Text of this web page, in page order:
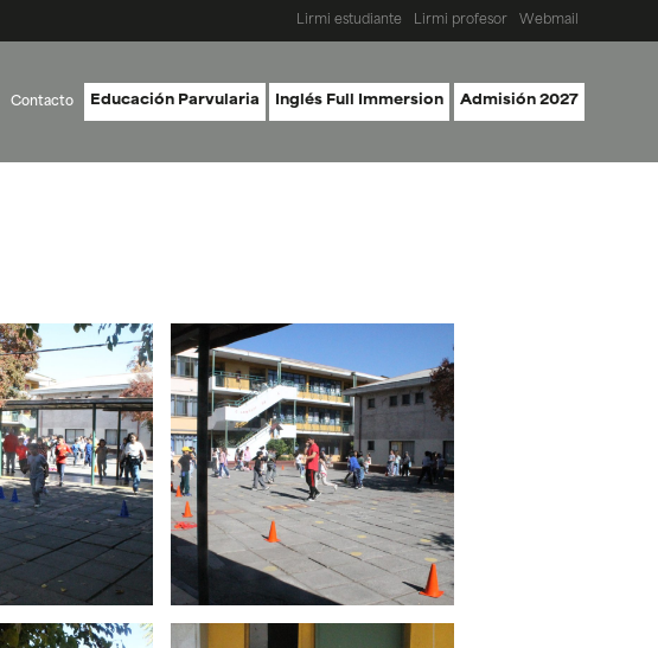
Lirmi estudiante Lirmi profesor Webmail
Contacto Educación Parvularia Inglés Full Immersion Admisión 2027